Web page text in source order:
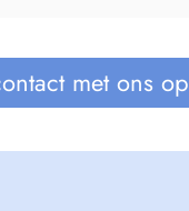
met ons op